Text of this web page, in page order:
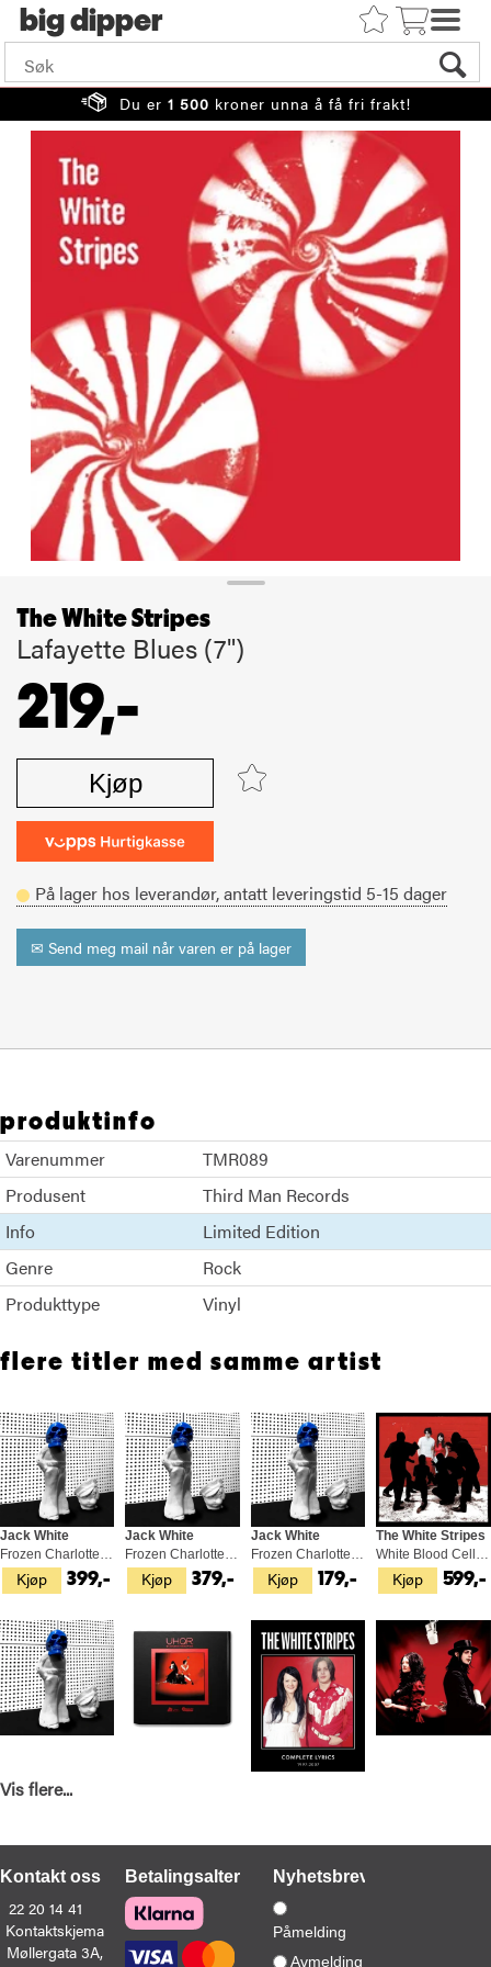
big
Du er 1 500 kroner unna å få fri frakt!
The White Stripes
Lafayette Blues (7")
219,-
Kjøp
På lager hos leverandør,antatt leveringstid 5-15 dager
✉ Send meg mail når varen er på lager
produktinfo
Varenummer
TMR089
Produsent
Third Man Records
Info
Limited Edition
Genre
Rock
Produkttype
Vinyl
flere titler med samme artist
Kjøp
Jack White
Frozen Charlotte - LTD (LP)
399,- Kjøp
Jack White
Frozen Charlotte (LP)
379,- Kjøp
Jack White
Frozen Charlotte (CD)
179,- Kjøp
The White Stripes
White Blood Cells (LP)
599,-
Jack White
Vis flere...
Kontakt oss
22 20 14 41
Kontaktskjema
Møllergata 3A,
BetalingsalternativerNyhetsbrev
Påmelding
Avmelding